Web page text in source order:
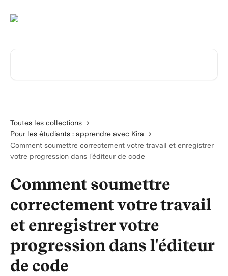
Toutes les collections
Pour les étudiants : apprendre avec Kira
Comment soumettre correctement votre travail et enregistrer
votre progression dans l'éditeur de code
Comment soumettre
correctement votre travail
et enregistrer votre
progression dans l'éditeur
de code